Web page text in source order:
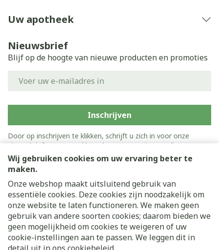
Wij gebruiken cookies om uw ervaring beter te
maken.
Onze webshop maakt uitsluitend gebruik van
essentiële cookies. Deze cookies zijn noodzakelijk om
onze website te laten functioneren. We maken geen
gebruik van andere soorten cookies; daarom bieden we
geen mogelijkheid om cookies te weigeren of uw
cookie-instellingen aan te passen. We leggen dit in
Uw apotheek
Nieuwsbrief
Blijf op de hoogte van nieuwe producten en promoties
Inschrijven
Door op inschrijven te klikken, schrijft u zich in voor onze
nieuwsbrief en gaat u akkoord met onzeprivacy policy.
Juridische links